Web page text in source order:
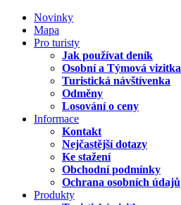
Novinky
Mapa
Pro turisty
Jak používat deník
Osobní a Týmová vizitka
Turistická návštívenka
Odměny
Losování o ceny
Informace
Kontakt
Nejčastější dotazy
Ke stažení
Obchodní podmínky
Ochrana osobních údajů
Produkty